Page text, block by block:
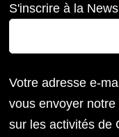
S'inscrire à la
Votre adresse e-
vous envoyer
sur les activités de